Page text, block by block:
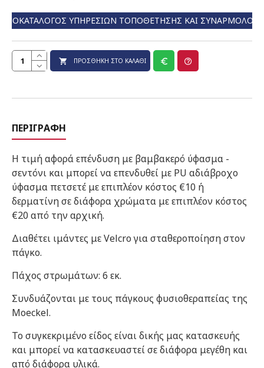
ΠΡΟΣΘΉΚΗ ΣΤΟ ΚΑΛΆΘΙ
ΥΠΗΡΕΣΙΏΝ ΤΟΠΟΘΈΤΗΣΗΣ ΚΑΙ
ΠΕΡΙΓΡΑΦΉ
Η τιμή αφορά επένδυση με βαμβακερό ύφασμα -
σεντόνι και μπορεί να επενδυθεί με PU αδιάβροχο
ύφασμα πετσετέ με επιπλέον κόστος €10 ή
δερματίνη σε διάφορα χρώματα με επιπλέον κόστος
€20 από την αρχική.
Διαθέτει ιμάντες με Velcro για σταθεροποίηση στον
πάγκο.
Πάχος στρωμάτων: 6 εκ.
Συνδυάζονται με τους πάγκους φυσιοθεραπείας της
Moeckel.
Το συγκεκριμένο είδος είναι δικής μας κατασκευής
και μπορεί να κατασκευαστεί σε διάφορα μεγέθη και
από διάφορα υλικά.